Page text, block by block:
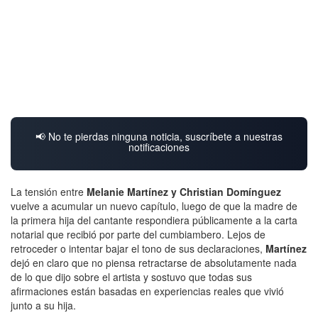
📢 No te pierdas ninguna noticia, suscríbete a nuestras
notificaciones
La tensión entre Melanie Martínez y Christian Domínguez
vuelve a acumular un nuevo capítulo, luego de que la madre de
la primera hija del cantante respondiera públicamente a la carta
notarial que recibió por parte del cumbiambero. Lejos de
retroceder o intentar bajar el tono de sus declaraciones, Martínez
dejó en claro que no piensa retractarse de absolutamente nada
de lo que dijo sobre el artista y sostuvo que todas sus
afirmaciones están basadas en experiencias reales que vivió
junto a su hija.